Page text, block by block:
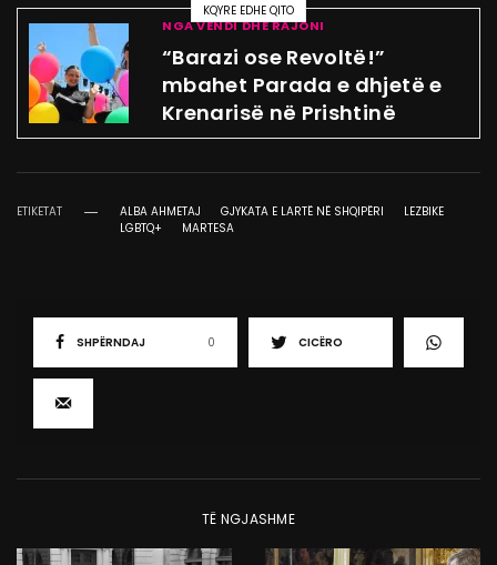
KQYRE EDHE QITO
NGA VENDI DHE RAJONI
“Barazi ose Revoltë!”
mbahet Parada e dhjetë e
Krenarisë në Prishtinë
ETIKETAT ALBA AHMETAJ GJYKATA E LARTË NË SHQIPËRI
LEZBIKE
LGBTQ+
MARTESA
SHPËRNDAJ 0 CICËRO
TË NGJASHME